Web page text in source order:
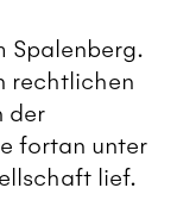
Spalenberg.
rechtlichen
der
fortan unter
lief.